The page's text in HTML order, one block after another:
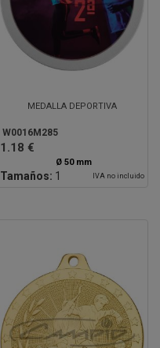
MEDALLA DEPORTIVA
W0016M285
1.18 €
Ø 50 mm
Tamaños: 1 IVA no incluido